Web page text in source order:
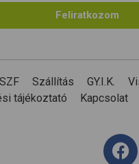
Feliratkozom
Szállítás GY.I.K.
tájékoztató
Kapcsolat